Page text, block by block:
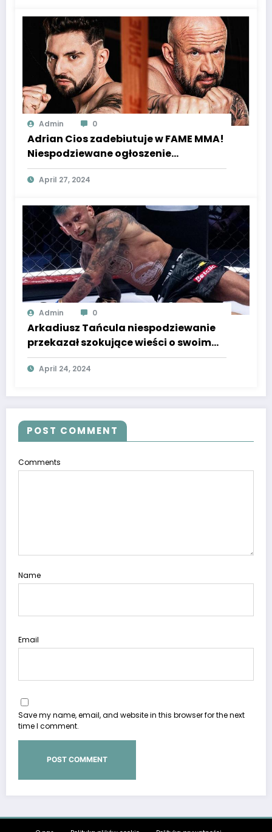
Admin 0
Adrian Cios zadebiutuje w FAME MMA!
Niespodziewane ogłoszenie
organizacji. Aktor spróbuje zlać Ciosa.
April 27, 2024
Admin 0
Arkadiusz Tańcula niespodziewanie
przekazał szokujące wieści o swoim
zdrowiu! Spełnił się najczarniejszy
scenariusz, nie ma mowy o pomyłce
April 24, 2024
POST COMMENT
Comments
Name
Email
Save my name, email, and website in this browser for the next
time I comment.